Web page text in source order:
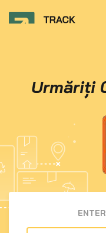
Urmăriți